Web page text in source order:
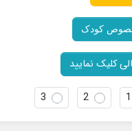
کودک
کلیک نمایید
1
2
3